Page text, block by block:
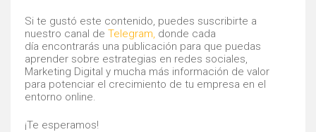
Si te gustó este contenido, puedes suscribirte a
nuestro canal de Telegram, donde cada
día encontrarás una publicación para que puedas
aprender sobre estrategias en redes sociales,
Marketing Digital y mucha más información de valor
para potenciar el crecimiento de tu empresa en el
entorno online.
¡Te esperamos!